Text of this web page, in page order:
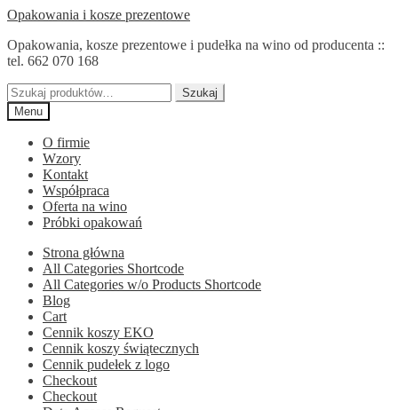
Przejdź
nawigacji
Przejdź
treści
Opakowania i kosze prezentowe
Opakowania, kosze prezentowe i pudełka na wino od producenta ::
tel. 662 070 168
Szukaj:
Szukaj
Menu
O firmie
Wzory
Kontakt
Współpraca
Oferta na wino
Próbki opakowań
Strona główna
All Categories Shortcode
All Categories w/o Products Shortcode
Blog
Cart
Cennik koszy EKO
Cennik koszy świątecznych
Cennik pudełek z logo
Checkout
Checkout